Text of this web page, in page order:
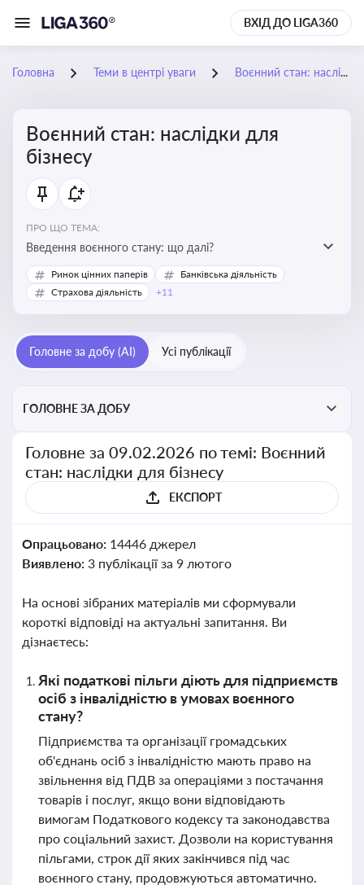
ВХІД ДО LIGA360
Головна Теми в центрі уваги Воєнний стан: наслідки для бізнесу
Воєнний стан: наслідки для
бізнесу
ПРО ЩО ТЕМА:
Введення воєнного стану: що далі?
Ринок цінних паперів
Банківська діяльність
Страхова діяльність
+11
Головне за добу (AI) Усі публікації
ГОЛОВНЕ ЗА ДОБУ
Головне за 09.02.2026 по темі: Воєнний
стан: наслідки для бізнесу
ЕКСПОРТ
Опрацьовано: 14446 джерел
Виявлено: 3 публікації за 9 лютого
На основі зібраних матеріалів ми сформували
короткі відповіді на актуальні запитання. Ви
дізнаєтесь:
Які податкові пільги діють для підприємств
осіб з інвалідністю в умовах воєнного
стану?
Підприємства та організації громадських
об'єднань осіб з інвалідністю мають право на
звільнення від ПДВ за операціями з постачання
товарів і послуг, якщо вони відповідають
вимогам Податкового кодексу та законодавства
про соціальний захист. Дозволи на користування
пільгами, строк дії яких закінчився під час
воєнного стану, продовжуються автоматично.